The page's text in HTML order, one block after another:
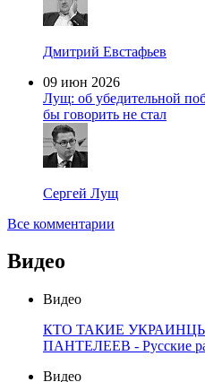
Дмитрий Евстафьев
09 июн 2026
Лущ: об убедительной
бы говорить не стал
Сергей Лущ
Все комментарии
Видео
Видео
КТО ТАКИЕ УКРАИНЦЫ
ПАНТЕЛЕЕВ - Русские
Видео